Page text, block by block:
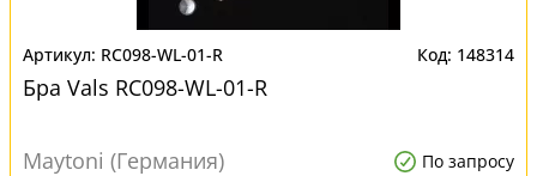
RC098-WL-01-R 148314
Бра Vals RC098-WL-01-R
Maytoni (Германия) По запросу